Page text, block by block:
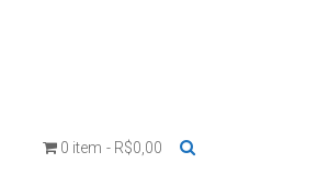
0 item R$0,00